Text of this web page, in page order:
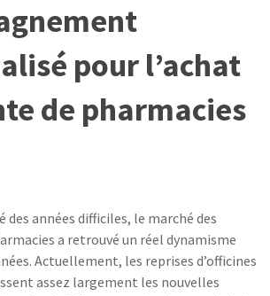
pour l’achat
de pharmacies
des années difficiles, le marché des
a retrouvé un réel dynamisme
Actuellement, les reprises d’officines
assez largement les nouvelles